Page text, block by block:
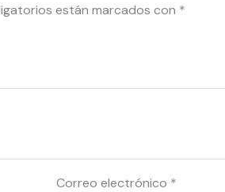
están marcados con *
Correo electrónico *